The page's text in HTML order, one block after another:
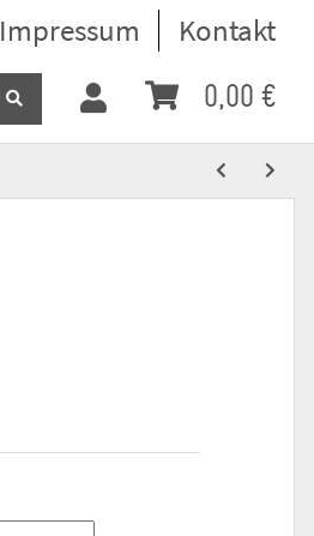
Impressum Kontakt
0,00 €